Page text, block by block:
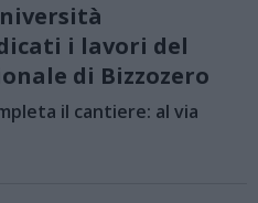
i lavori del
di Bizzozero
il cantiere: al via